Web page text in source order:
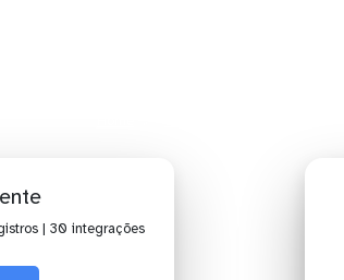
| 30 integrações